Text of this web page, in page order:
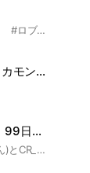
ロブロックス民を集めています！ #ロブロックス
ロブロやってる人おいで！（カモン！）🎮
【99nights in the forest🔦】99日生き残る初心者とガチ勢と上級者誰でも大歓迎！
@Kano0820desuさん(かのんさん)とCR_rius8400さん入って来てー【ロブロックス】最近流行りの99nights tin the Forestを活動してます、まともな人と初心者🔰と中級者と上級者人来てください。ガチ勢もどんどん来い、基本的メンバー募集中ノートもどんどん書きまくってください、メンバー募集中、ルール募集中 い、1000日チャレンジ、行けるところまでチャレンジとかまだ発展途上の段階なので、じゃんじゃんどんどん入って来てください俺とみんなで一緒に99日をプレイして高い日数を目指して極めよう‼️。ライブトークで心の温まる雑談やゲームしながら通話して喋ろう、別ゲーの話し、趣味の話しでもOK。タメ口もOKダイヤ💎集めや砦周回やクエストやイベントやバッチ集めも手伝います。99日に関する動画共有もOK後即抜けと退会と荒らしはやめてねー。#Roblox#ロブロックス#ロブロ #99nights in the forest#99日生き残る#🦌鹿ゲー